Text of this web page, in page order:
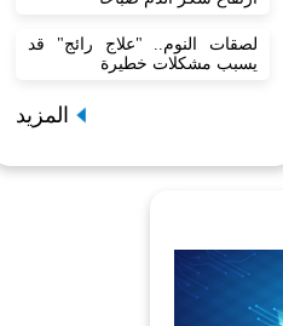
لصقات النوم.. "علاج رائج" قد
يسبب مشكلات خطيرة
المزيد